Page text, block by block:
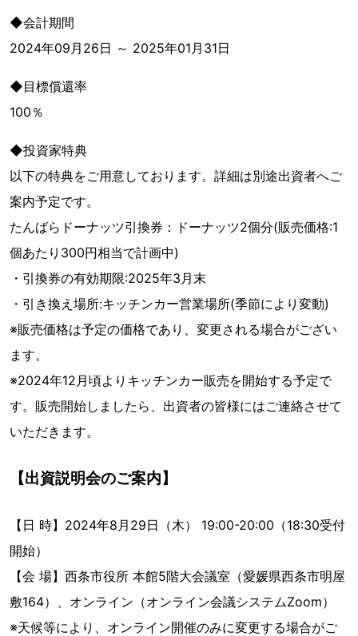
◆会計期間
2024年09月26日 ～ 2025年01月31日
◆目標償還率
100％
◆投資家特典
以下の特典をご用意しております。詳細は別途出資者へご
案内予定です。
たんばらドーナッツ引換券：ドーナッツ2個分(販売価格:1
個あたり300円相当で計画中)
・引換券の有効期限:2025年3月末
・引き換え場所:キッチンカー営業場所(季節により変動)
※販売価格は予定の価格であり、変更される場合がござい
ます。
※2024年12月頃よりキッチンカー販売を開始する予定で
す。販売開始しましたら、出資者の皆様にはご連絡させて
いただきます。
【出資説明会のご案内】
【日 時】2024年8月29日（木） 19:00-20:00（18:30受付
開始）
【会 場】西条市役所 本館5階大会議室（愛媛県西条市明屋
敷164）、オンライン（オンライン会議システムZoom）
※天候等により、オンライン開催のみに変更する場合がご